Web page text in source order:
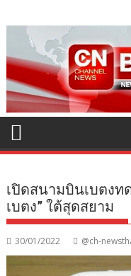
to
content
เปิดสนามบินเบตงท
เบตง” ใต้สุดสยาม
30/01/2022 @ch-